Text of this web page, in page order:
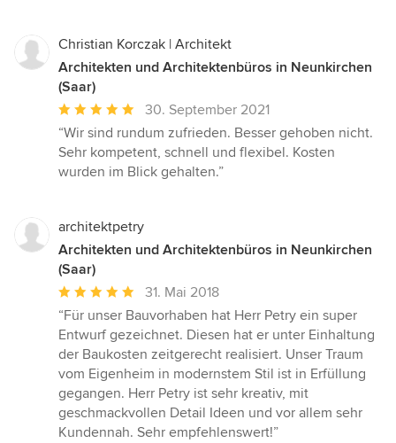
Christian Korczak | Architekt
Architekten und Architektenbüros in Neunkirchen
(Saar)
Durchschnittliche
Bewertung:
5
von
30. September 2021
“Wir sind rundum zufrieden. Besser gehoben nicht.
Sehr kompetent, schnell und flexibel. Kosten
wurden im Blick gehalten.”
architektpetry
Architekten und Architektenbüros in Neunkirchen
(Saar)
Durchschnittliche
Bewertung:
5
von
5
Sternen
31. Mai 2018
“Für unser Bauvorhaben hat Herr Petry ein super
Entwurf gezeichnet. Diesen hat er unter Einhaltung
der Baukosten zeitgerecht realisiert. Unser Traum
vom Eigenheim in modernstem Stil ist in Erfüllung
gegangen. Herr Petry ist sehr kreativ, mit
geschmackvollen Detail Ideen und vor allem sehr
Kundennah. Sehr empfehlenswert!”